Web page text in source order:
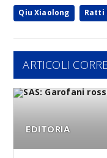
Qiu Xiaolong Ratti
ARTICOLI
EDITORIA